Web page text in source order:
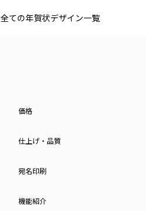
全ての年賀状デザイン一覧
価格
仕上げ・品質
宛名印刷
機能紹介